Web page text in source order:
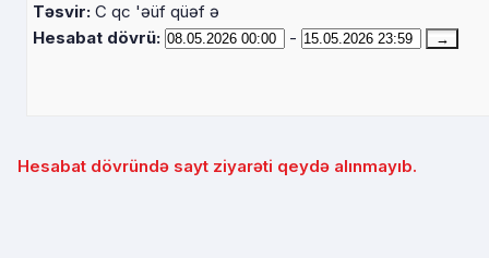
Təsvir: C qc 'əüf qüəf ə
Hesabat dövrü:
-
Hesabat dövründə sayt ziyarəti qeydə alınmayıb.